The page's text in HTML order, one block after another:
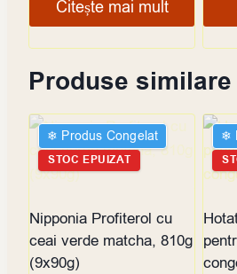
Citește mai mult
Produse similare
❄︎ Produs Congelat
STOC EPUIZAT
Nipponia Profiterol cu
ceai verde matcha, 810g
(9x90g)
❄︎